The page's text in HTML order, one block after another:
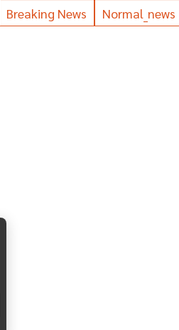
Breaking News Normal_news